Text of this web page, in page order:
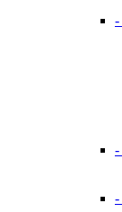
-
-
-